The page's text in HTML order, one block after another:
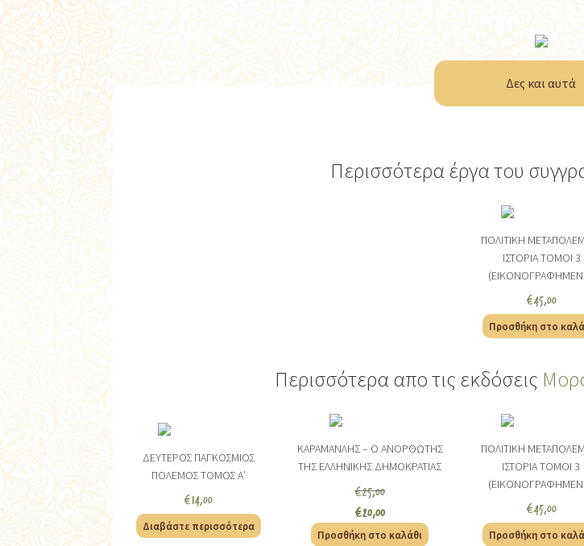
Δες και αυτά
Περισσότερα έργα του
ΠΟΛΙΤΙΚΗ
ΙΣΤΟΡΙΑ ΤΟΜΟΙ 3
€45,00
Προσθήκη στο
Περισσότερα απο τις εκδόσεις
ΔΕΥΤΕΡΟΣ ΠΑΓΚΟΣΜΙΟΣ
ΠΟΛΕΜΟΣ ΤΟΜΟΣ Α’
€14,00
Διαβάστε περισσότερα
ΚΑΡΑΜΑΝΛΗΣ – Ο ΑΝΟΡΘΩΤΗΣ
ΤΗΣ ΕΛΛΗΝΙΚΗΣ ΔΗΜΟΚΡΑΤΙΑΣ
€25,00
€20,00
Προσθήκη στο καλάθι
ΠΟΛΙΤΙΚΗ
ΙΣΤΟΡΙΑ ΤΟΜΟΙ 3
€45,00
Προσθήκη στο